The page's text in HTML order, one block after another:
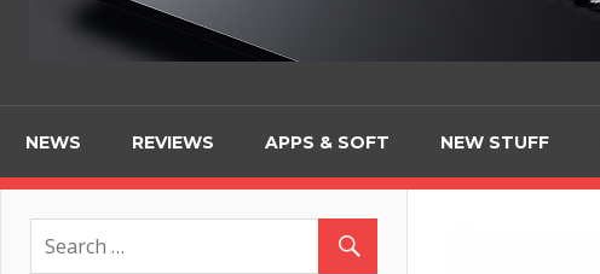
NEWS REVIEWS APPS & SOFT NEW STUFF